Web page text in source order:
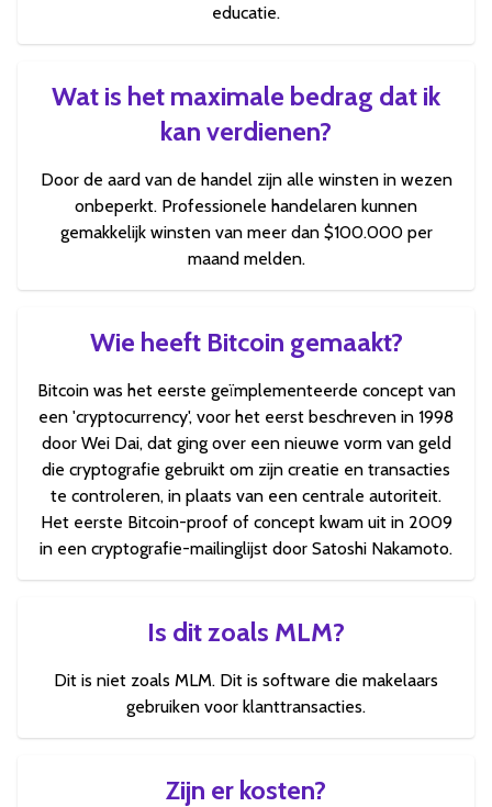
educatie.
Wat is het maximale bedrag dat ik
kan verdienen?
Door de aard van de handel zijn alle winsten in wezen
onbeperkt. Professionele handelaren kunnen
gemakkelijk winsten van meer dan $100.000 per
maand melden.
Wie heeft Bitcoin gemaakt?
Bitcoin was het eerste geïmplementeerde concept van
een 'cryptocurrency', voor het eerst beschreven in 1998
door Wei Dai, dat ging over een nieuwe vorm van geld
die cryptografie gebruikt om zijn creatie en transacties
te controleren, in plaats van een centrale autoriteit.
Het eerste Bitcoin-proof of concept kwam uit in 2009
in een cryptografie-mailinglijst door Satoshi Nakamoto.
Is dit zoals MLM?
Dit is niet zoals MLM. Dit is software die makelaars
gebruiken voor klanttransacties.
Zijn er kosten?